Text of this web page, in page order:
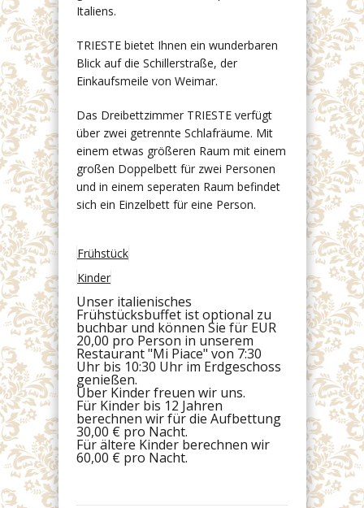
Italiens.
TRIESTE bietet Ihnen ein wunderbaren
Blick auf die Schillerstraße, der
Einkaufsmeile von Weimar.
Das Dreibettzimmer TRIESTE verfügt
über zwei getrennte Schlafräume. Mit
einem etwas größeren Raum mit einem
großen Doppelbett für zwei Personen
und in einem seperaten Raum befindet
sich ein Einzelbett für eine Person.
Frühstück
Kinder
Unser italienisches
Frühstücksbuffet ist optional zu
buchbar und können Sie für EUR
20,00 pro Person in unserem
Restaurant "Mi Piace" von 7:30
Uhr bis 10:30 Uhr im Erdgeschoss
genießen.
Über Kinder freuen wir uns.
Für Kinder bis 12 Jahren
berechnen wir für die Aufbettung
30,00 € pro Nacht.
Für ältere Kinder berechnen wir
60,00 € pro Nacht.